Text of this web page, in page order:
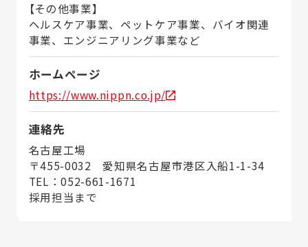
【その他事業】
ヘルスケア事業、ペットケア事業、バイオ関連
事業、エンジニアリング事業など
ホームページ
https://www.nippn.co.jp/
連絡先
名古屋工場
〒455-0032 愛知県名古屋市港区入船1-1-34
TEL：052-661-1671
採用担当まで